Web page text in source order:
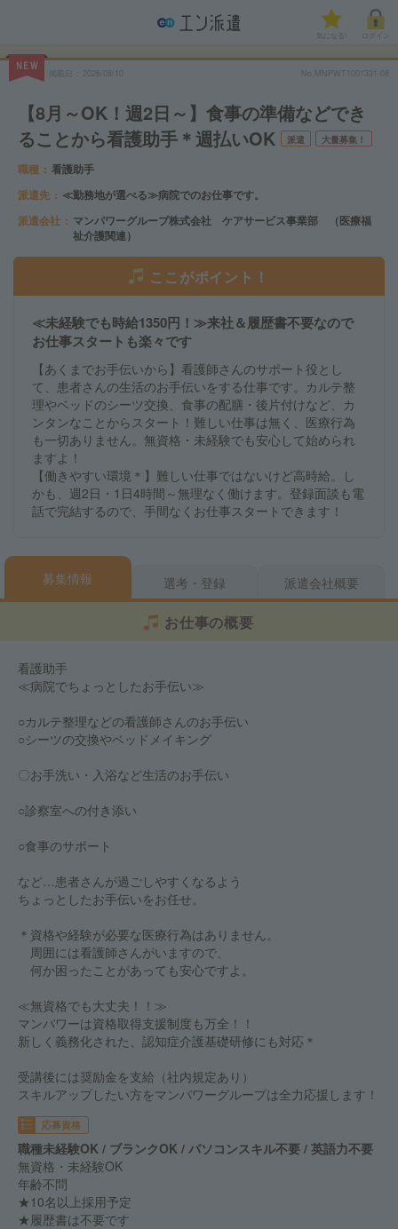
気になる!
NEW
2026/08/10 No.MNPWT1001331-08
【8月～OK！週2日～】食事の準備などでき
ることから看護助手＊週払いOK
派遣 大量募集！
職種
看護助手
派遣先
≪勤務地が選べる≫病院でのお仕事です。
派遣会社
マンパワーグループ株式会社 ケアサービス事業部 （医療福
祉介護関連）
ここがポイント！
≪未経験でも時給1350円！≫来社＆履歴書不要なので
お仕事スタートも楽々です
【あくまでお手伝いから】看護師さんのサポート役とし
て、患者さんの生活のお手伝いをする仕事です。カルテ整
理やベッドのシーツ交換、食事の配膳・後片付けなど、カ
ンタンなことからスタート！難しい仕事は無く、医療行為
も一切ありません。無資格・未経験でも安心して始められ
ますよ！
【働きやすい環境＊】難しい仕事ではないけど高時給。し
かも、週2日・1日4時間～無理なく働けます。登録面談も電
話で完結するので、手間なくお仕事スタートできます！
募集情報 選考・登録 派遣会社概要
お仕事の概要
看護助手
≪病院でちょっとしたお手伝い≫
○カルテ整理などの看護師さんのお手伝い
○シーツの交換やベッドメイキング
〇お手洗い・入浴など生活のお手伝い
○診察室への付き添い
○食事のサポート
など…患者さんが過ごしやすくなるよう
ちょっとしたお手伝いをお任せ。
＊資格や経験が必要な医療行為はありません。
周囲には看護師さんがいますので、
何か困ったことがあっても安心ですよ。
≪無資格でも大丈夫！！≫
マンパワーは資格取得支援制度も万全！！
新しく義務化された、認知症介護基礎研修にも対応＊
受講後には奨励金を支給（社内規定あり）
スキルアップしたい方をマンパワーグループは全力応援します！
応募資格
職種未経験OK / ブランクOK / パソコンスキル不要 / 英語力不要
無資格・未経験OK
年齢不問
★10名以上採用予定
★履歴書は不要です